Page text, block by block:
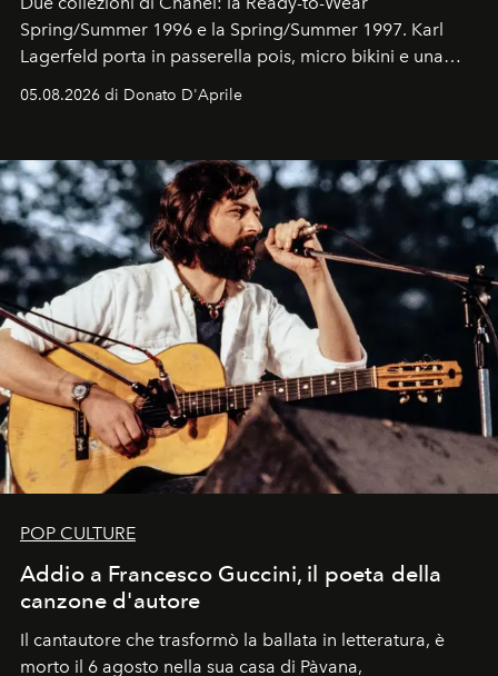
Spring/Summer 1996 e la Spring/Summer 1997. Karl
Lagerfeld porta in passerella pois, micro bikini e una
logomania pensata per la spiaggia
Kate, Claudia e Carla una dietro l'altra. Trent'anni dopo,
uno dei documenti più contemporanei che abbiamo.
05.08.2026 di Donato D'Aprile
POP CULTURE
Addio a Francesco Guccini, il poeta della
canzone d'autore
Il cantautore che trasformò la ballata in letteratura, è
morto il 6 agosto nella sua casa di Pàvana,